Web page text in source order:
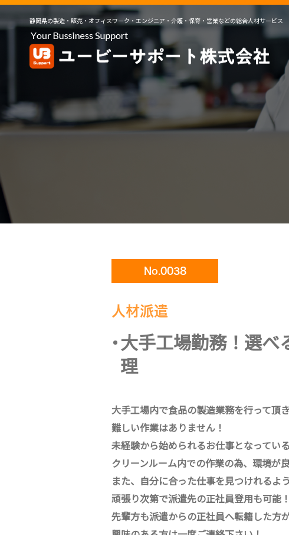
静岡県の製造・販売・オフィスワーク・エンジニア・介護・保育・営業などの総合人材サービス
No.0038
人材派遣
大手工場勤務！選
理
大手工場内で食品の製造業務を行って頂
難しい作業はありません！
未経験から始められるお仕事となってい
クリーンルーム内での作業の為、環境が
また、自分に合った仕事を見つけれるよ
頑張り次第で派遣先の正社員登用も可能
先輩方も派遣からの正社員へ転籍した方